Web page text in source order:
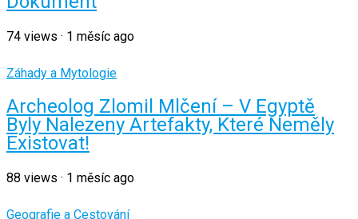
74 views · 1 měsíc ago
Záhady a Mytologie
Archeolog Zlomil Mlčení – V Egyptě
Byly Nalezeny Artefakty, Které Neměly
Existovat!
88 views · 1 měsíc ago
Geografie a Cestování